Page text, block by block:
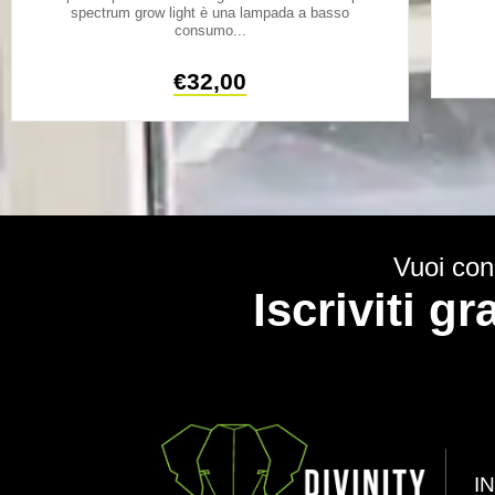
spectrum grow light è una lampada a basso
consumo...
€32,00
Vuoi
Iscriviti